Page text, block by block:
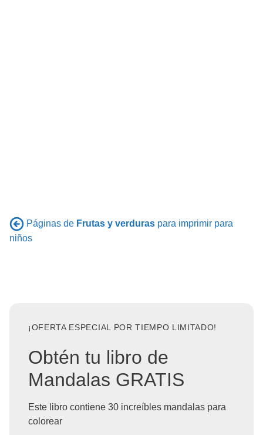
Páginas de Frutas y verduras para imprimir para
niños
¡OFERTA ESPECIAL POR TIEMPO LIMITADO!
Obtén tu libro de
Mandalas GRATIS
Este libro contiene 30 increíbles mandalas para
colorear